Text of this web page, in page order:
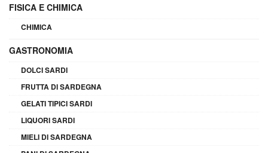
FISICA E CHIMICA
CHIMICA
GASTRONOMIA
DOLCI SARDI
FRUTTA DI SARDEGNA
GELATI TIPICI SARDI
LIQUORI SARDI
MIELI DI SARDEGNA